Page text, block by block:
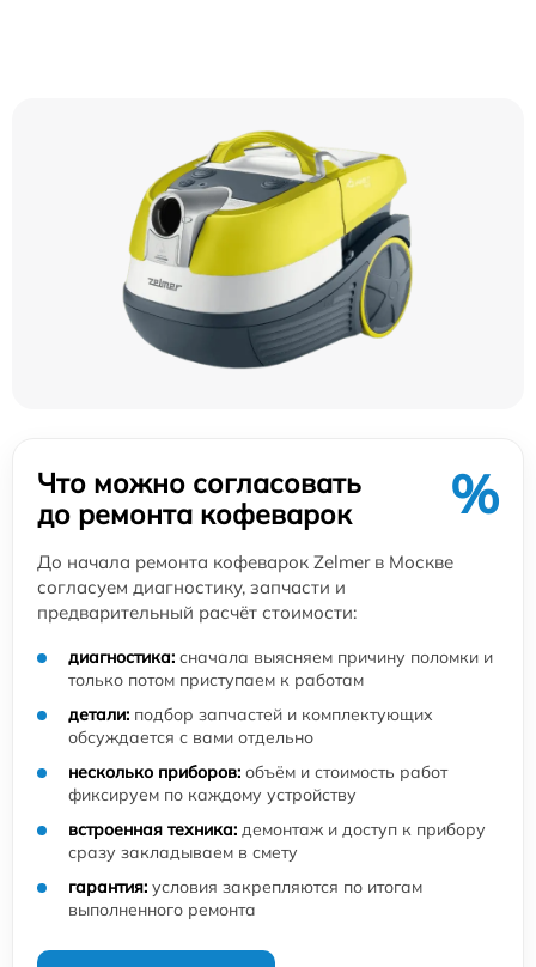
Что можно согласовать
до ремонта кофеварок
%
До начала ремонта кофеварок Zelmer в Москве
согласуем диагностику, запчасти и
предварительный расчёт стоимости:
диагностика: сначала выясняем причину поломки и
только потом приступаем к работам
детали: подбор запчастей и комплектующих
обсуждается с вами отдельно
несколько приборов: объём и стоимость работ
фиксируем по каждому устройству
встроенная техника: демонтаж и доступ к прибору
сразу закладываем в смету
гарантия: условия закрепляются по итогам
выполненного ремонта